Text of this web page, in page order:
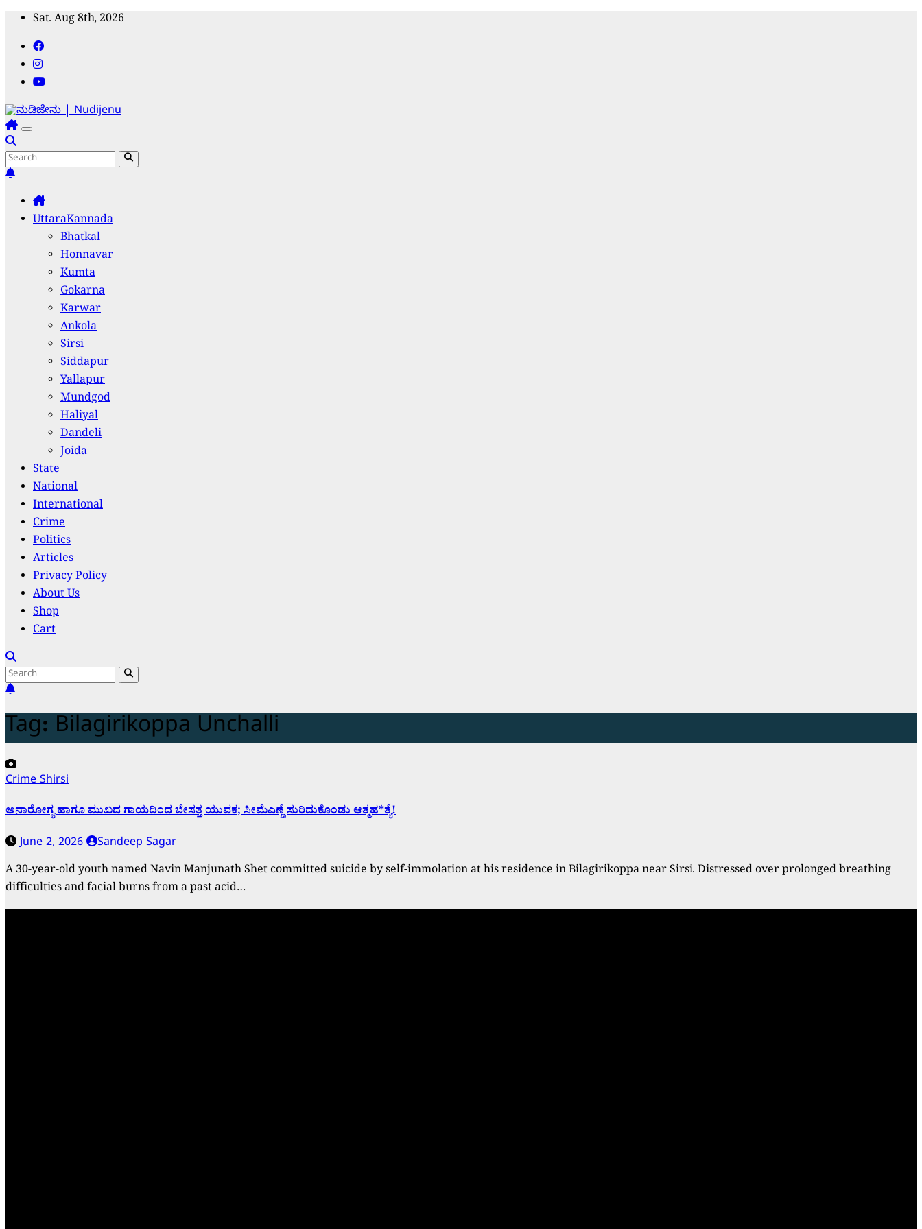
Skip
content
Sat. Aug 8th, 2026
ನುಡಿಜೇನು | Nudijenu
ಸಹ್ಯಾದ್ರಿ ಕರಾವಳಿಯ ಜನಧ್ವನಿ
UttaraKannada
Bhatkal
Honnavar
Kumta
Gokarna
Karwar
Ankola
Sirsi
Siddapur
Yallapur
Mundgod
Haliyal
Dandeli
Joida
State
National
International
Crime
Politics
Articles
Privacy Policy
About Us
Shop
Cart
Tag: Bilagirikoppa Unchalli
CrimeShirsi
ಅನಾರೋಗ್ಯ ಹಾಗೂ ಮುಖದ ಗಾಯದಿಂದ ಬೇಸತ್ತ ಯುವಕ; ಸೀಮೆಎಣ್ಣೆ ಸುರಿದುಕೊಂಡು ಆತ್ಮಹ*ತ್ಯೆ!
June 2, 2026 Sandeep Sagar
A 30-year-old youth named Navin Manjunath Shet committed suicide by self-immolation at his residence in Bilagirikoppa near Sirsi. Distressed over prolonged breathing
difficulties and facial burns from a past acid…